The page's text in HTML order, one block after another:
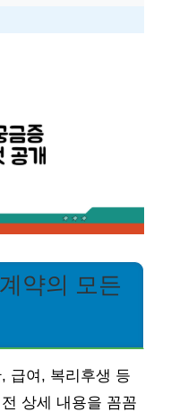
약의 모든
급여, 복리후생 등
상세 내용을 꼼꼼